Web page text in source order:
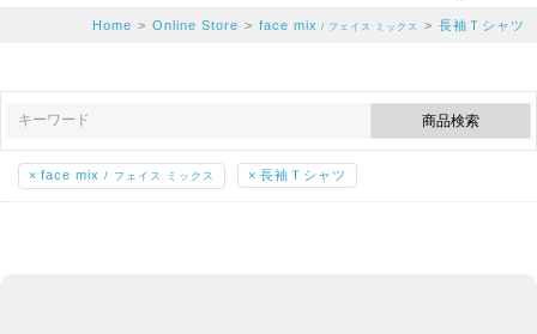
Sweat & Select Shop mi-215. Tシャ
ランド専門通販
Home > Online Store > face mix / フェイス ミックス > 長袖Ｔシャツ
× face mix / フェイス ミックス × 長袖Ｔシャツ